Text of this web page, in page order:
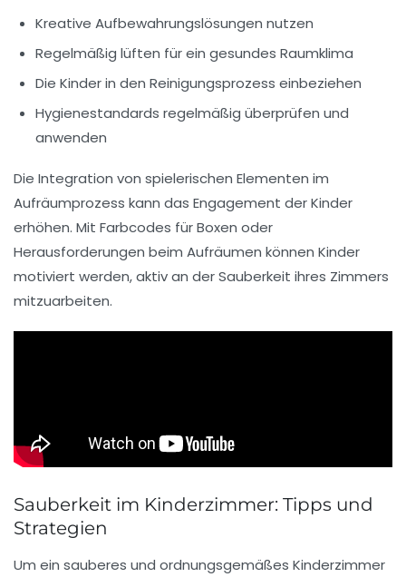
Kreative Aufbewahrungslösungen nutzen
Regelmäßig lüften für ein gesundes Raumklima
Die Kinder in den Reinigungsprozess einbeziehen
Hygienestandards regelmäßig überprüfen und
anwenden
Die Integration von spielerischen Elementen im
Aufräumprozess kann das Engagement der Kinder
erhöhen. Mit Farbcodes für Boxen oder
Herausforderungen beim Aufräumen können Kinder
motiviert werden, aktiv an der Sauberkeit ihres Zimmers
mitzuarbeiten.
Sauberkeit im Kinderzimmer: Tipps und
Strategien
Um ein sauberes und ordnungsgemäßes Kinderzimmer